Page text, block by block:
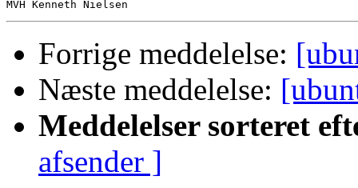
Forrige meddelelse:
Næste meddelelse:
Meddelelser sorteret
afsender ]